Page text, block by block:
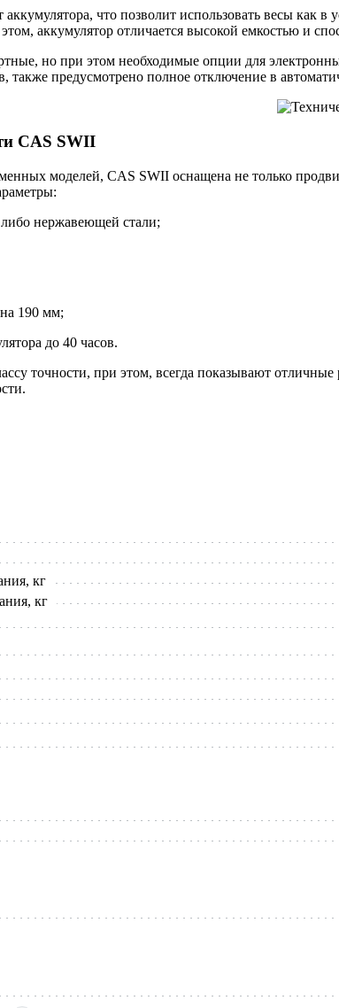
аккумулятора, что позволит использовать весы
аккумулятор отличается высокой емкостью и
но при этом необходимые опции для
также предусмотрено полное отключение в
CAS SWII
моделей, CAS SWII оснащена не только
нержавеющей стали;
190 мм;
до 40 часов.
точности, при этом, всегда показывают
кг
кг